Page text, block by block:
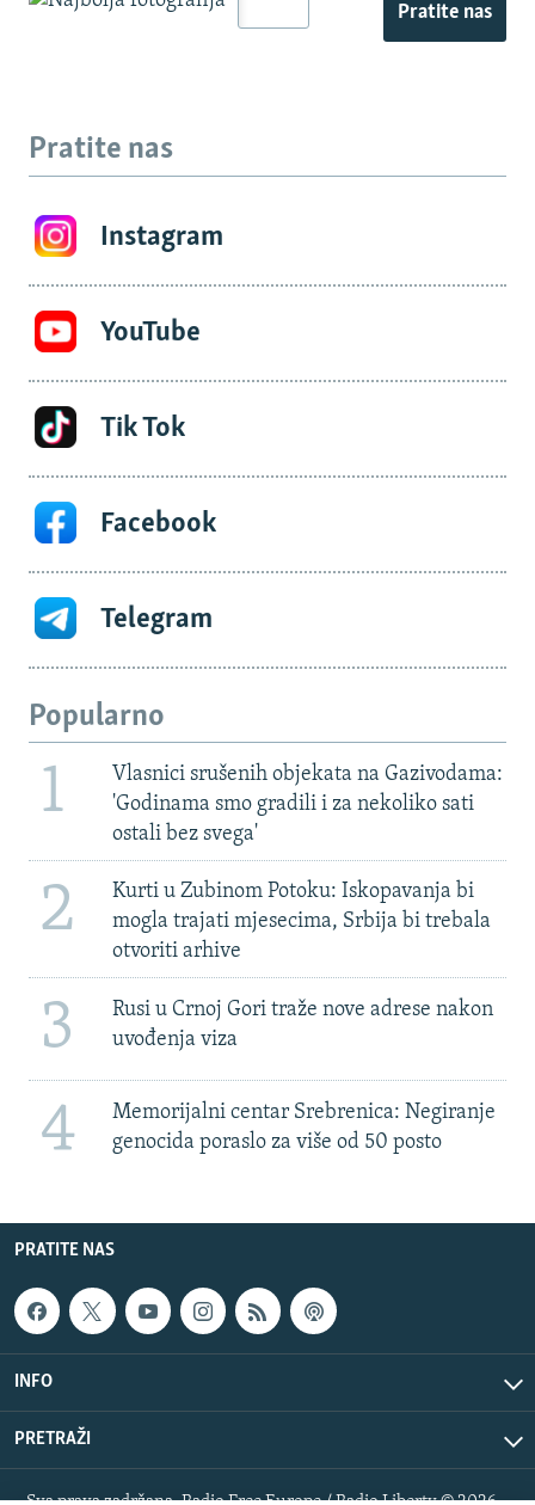
Pratite nas
Pratite nas
Instagram
YouTube
Tik Tok
Facebook
Telegram
Popularno
1
Vlasnici srušenih objekata na Gazivodama:
'Godinama smo gradili i za nekoliko sati
ostali bez svega'
2
Kurti u Zubinom Potoku: Iskopavanja bi
mogla trajati mjesecima, Srbija bi trebala
otvoriti arhive
3
Rusi u Crnoj Gori traže nove adrese nakon
uvođenja viza
4
Memorijalni centar Srebrenica: Negiranje
genocida poraslo za više od 50 posto
PRATITE NAS
INFO
PRETRAŽI